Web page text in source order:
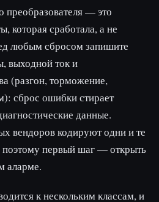
преобразователя — это
которая сработала, а не
любым сбросом запишите
выходной ток и
(разгон, торможение,
сброс ошибки стирает
данные.
вендоров кодируют одни и те
первый шаг — открыть
аларме.
к нескольким классам, и